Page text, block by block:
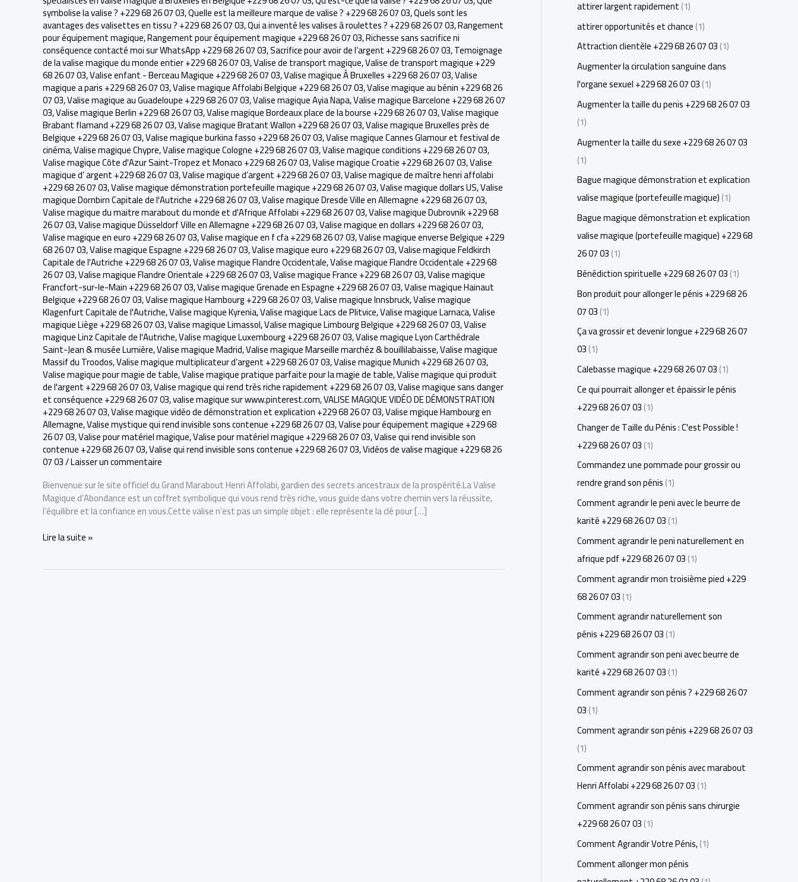
symbolise la valise ? +229 68 26 07 03,Quelle est la meilleure marque de valise ? +229 68 26 07 03,Quels sont les
avantages des valisettes en tissu ? +229 68 26 07 03,Qui a inventé les valises à roulettes ? +229 68 26 07 03,Rangement
pour équipement magique,Rangement pour équipement magique +229 68 26 07 03,Richesse sans sacrifice ni
conséquence contacté moi sur WhatsApp +229 68 26 07 03,Sacrifice pour avoir de l’argent +229 68 26 07 03,Temoignage
de la valise magique du monde entier +229 68 26 07 03,Valise de transport magique,Valise de transport magique +229
68 26 07 03,Valise enfant - Berceau Magique +229 68 26 07 03,Valise magique À Bruxelles +229 68 26 07 03,Valise
magique a paris +229 68 26 07 03,Valise magique Affolabi Belgique +229 68 26 07 03,Valise magique au bénin +229 68 26
07 03,Valise magique au Guadeloupe +229 68 26 07 03,Valise magique Ayia Napa,Valise magique Barcelone +229 68 26 07
03,Valise magique Berlin +229 68 26 07 03,Valise magique Bordeaux place de la bourse +229 68 26 07 03,Valise magique
Brabant flamand +229 68 26 07 03,Valise magique Bratant Wallon +229 68 26 07 03,Valise magique Bruxelles près de
Belgique +229 68 26 07 03,Valise magique burkina fasso +229 68 26 07 03,Valise magique Cannes Glamour et festival de
cinéma,Valise magique Chypre,Valise magique Cologne +229 68 26 07 03,Valise magique conditions +229 68 26 07 03,
Valise magique Côte d'Azur Saint-Tropez et Monaco +229 68 26 07 03,Valise magique Croatie +229 68 26 07 03,Valise
magique d’ argent +229 68 26 07 03,Valise magique d’argent +229 68 26 07 03,Valise magique de maître henri affolabi
+229 68 26 07 03,Valise magique démonstration portefeuille magique +229 68 26 07 03,Valise magique dollars US,Valise
magique Dornbirn Capitale de l'Autriche +229 68 26 07 03,Valise magique Dresde Ville en Allemagne +229 68 26 07 03,
Valise magique du maitre marabout du monde et d'Afrique Affolabi +229 68 26 07 03,Valise magique Dubrovnik +229 68
26 07 03,Valise magique Düsseldorf Ville en Allemagne +229 68 26 07 03,Valise magique en dollars +229 68 26 07 03,
Valise magique en euro +229 68 26 07 03,Valise magique en f cfa +229 68 26 07 03,Valise magique enverse Belgique +229
68 26 07 03,Valise magique Espagne +229 68 26 07 03,Valise magique euro +229 68 26 07 03,Valise magique Feldkirch
Capitale de l'Autriche +229 68 26 07 03,Valise magique Flandre Occidentale,Valise magique Flandre Occidentale +229 68
26 07 03,Valise magique Flandre Orientale +229 68 26 07 03,Valise magique France +229 68 26 07 03,Valise magique
Francfort-sur-le-Main +229 68 26 07 03,Valise magique Grenade en Espagne +229 68 26 07 03,Valise magique Hainaut
Belgique +229 68 26 07 03,Valise magique Hambourg +229 68 26 07 03,Valise magique Innsbruck, Valise magique
Klagenfurt Capitale de l'Autriche,Valise magique Kyrenia,Valise magique Lacs de Plitvice,Valise magique Larnaca,Valise
magique Liège +229 68 26 07 03,Valise magique Limassol,Valise magique Limbourg Belgique +229 68 26 07 03,Valise
magique Linz Capitale de l'Autriche,Valise magique Luxembourg +229 68 26 07 03,Valise magique Lyon Carthédrale
Saint-Jean & musée Lumière,Valise magique Madrid,Valise magique Marseille marchéz & bouillilabaisse,Valise magique
Massif du Troodos,Valise magique multiplicateur d’argent +229 68 26 07 03,Valise magique Munich +229 68 26 07 03,
Valise magique pour magie de table,Valise magique pratique parfaite pour la magie de table,Valise magique qui produit
de l'argent +229 68 26 07 03,Valise magique qui rend très riche rapidement +229 68 26 07 03,Valise magique sans danger
et conséquence +229 68 26 07 03,valise magique sur www.pinterest.com,VALISE MAGIQUE VIDÉO DE DÉMONSTRATION
+229 68 26 07 03,Valise magique vidéo de démonstration et explication +229 68 26 07 03,Valise mgique Hambourg en
Allemagne,Valise mystique qui rend invisible sons contenue +229 68 26 07 03,Valise pour équipement magique +229 68
26 07 03,Valise pour matériel magique,Valise pour matériel magique +229 68 26 07 03,Valise qui rend invisible son
contenue +229 68 26 07 03,Valise qui rend invisible sons contenue +229 68 26 07 03,Vidéos de valise magique +229 68 26
07 03/Laisser un commentaire
Bienvenue sur le site officiel du Grand Marabout Henri Affolabi, gardien des secrets ancestraux de la prospérité.La Valise
Magique d’Abondance est un coffret symbolique qui vous rend très riche, vous guide dans votre chemin vers la réussite,
l’équilibre et la confiance en vous.Cette valise n’est pas un simple objet : elle représente la clé pour […]
LA
Lire la suite »
attirer largent rapidement(1)
attirer opportunités et chance(1)
Attraction clientèle +229 68 26 07 03(1)
Augmenter la circulation sanguine dans
l'organe sexuel +229 68 26 07 03(1)
Augmenter la taille du penis +229 68 26 07 03
(1)
Augmenter la taille du sexe +229 68 26 07 03
(1)
Bague magique démonstration et explication
valise magique (portefeuille magique)(1)
Bague magique démonstration et explication
valise magique (portefeuille magique) +229 68
26 07 03(1)
Bénédiction spirituelle +229 68 26 07 03(1)
Bon produit pour allonger le pénis +229 68 26
07 03(1)
Ça va grossir et devenir longue +229 68 26 07
03(1)
Calebasse magique +229 68 26 07 03(1)
Ce qui pourrait allonger et épaissir le pénis
+229 68 26 07 03(1)
Changer de Taille du Pénis : C'est Possible !
+229 68 26 07 03(1)
Commandez une pommade pour grossir ou
rendre grand son pénis(1)
Comment agrandir le peni avec le beurre de
karité +229 68 26 07 03(1)
Comment agrandir le peni naturellement en
afrique pdf +229 68 26 07 03(1)
Comment agrandir mon troisième pied +229
68 26 07 03(1)
Comment agrandir naturellement son
pénis +229 68 26 07 03(1)
Comment agrandir son peni avec beurre de
karité +229 68 26 07 03(1)
Comment agrandir son pénis ? +229 68 26 07
03(1)
Comment agrandir son pénis +229 68 26 07 03
(1)
Comment agrandir son pénis avec marabout
Henri Affolabi +229 68 26 07 03(1)
Comment agrandir son pénis sans chirurgie
+229 68 26 07 03(1)
Comment Agrandir Votre Pénis,(1)
Comment allonger mon pénis